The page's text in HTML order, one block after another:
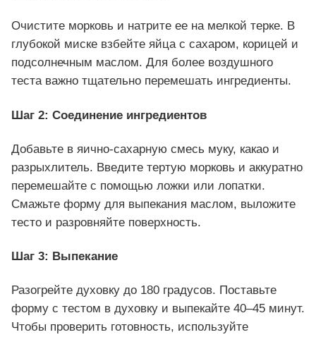
Очистите морковь и натрите ее на мелкой терке. В
глубокой миске взбейте яйца с сахаром, корицей и
подсолнечным маслом. Для более воздушного
теста важно тщательно перемешать ингредиенты.
Шаг 2: Соединение ингредиентов
Добавьте в яично-сахарную смесь муку, какао и
разрыхлитель. Введите тертую морковь и аккуратно
перемешайте с помощью ложки или лопатки.
Смажьте форму для выпекания маслом, выложите
тесто и разровняйте поверхность.
Шаг 3: Выпекание
Разогрейте духовку до 180 градусов. Поставьте
форму с тестом в духовку и выпекайте 40–45 минут.
Чтобы проверить готовность, используйте